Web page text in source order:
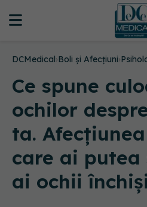
DCMedical›Boli și Afecțiuni›
Ce spune
ochilor
ta.
care ai putea
ai ochii